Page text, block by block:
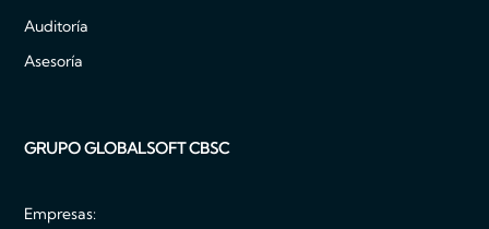
Auditoría
Asesoría
GRUPO GLOBALSOFT CBSC
Empresas: